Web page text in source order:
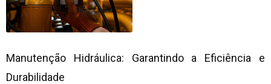
Manutenção Hidráulica: Garantindo a Eficiência e
Durabilidade